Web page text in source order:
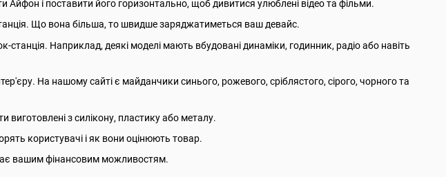
і поставити його горизонтально, щоб дивитися улюблені відео та фільми.
Що вона більша, то швидше заряджатиметься ваш девайс.
станція. Наприклад, деякі моделі мають вбудовані динаміки, годинник, радіо або навіть
На нашому сайті є майданчики синього, рожевого, сріблястого, сірого, чорного та
виготовлені з силікону, пластику або металу.
користувачі і як вони оцінюють товар.
вашим фінансовим можливостям.